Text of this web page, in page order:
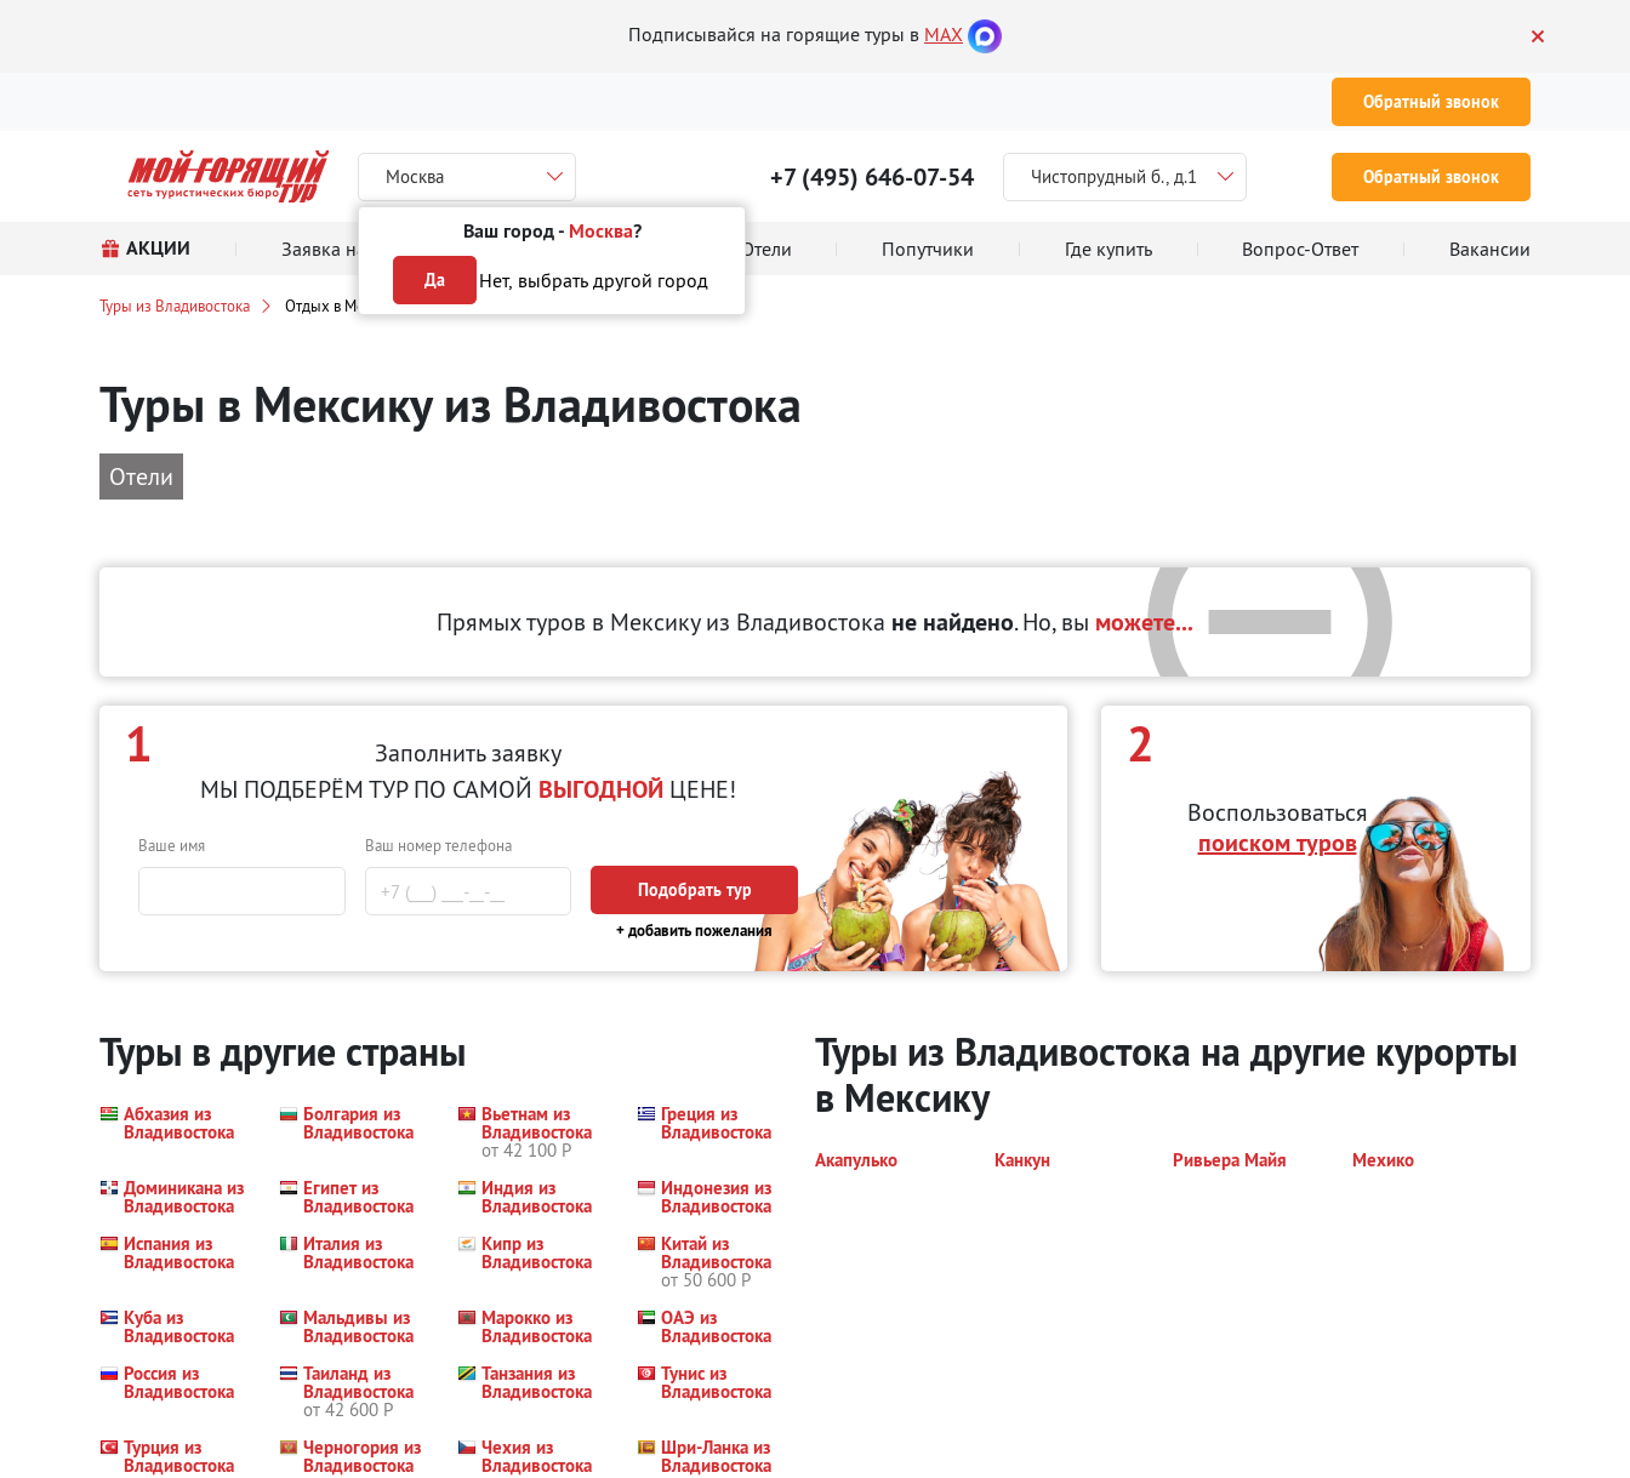
Подписывайся на горящие туры в MAX
Обратный звонок
Москва
Ваш город - Москва?
Да Нет, выбрать другой город
+7 (495) 646-07-54 Чистопрудный б., д.1 Обратный звонок
АКЦИИ Заявка на тур Поиск тура онлайн Отели Попутчики Где купить Вопрос-Ответ Вакансии
Туры из Владивостока Отдых в Мексике
Туры в Мексикуиз Владивостока
Отели
Прямых туров в Мексику из Владивостока не найдено. Но, вы можете...
1
Заполнить заявку
МЫ ПОДБЕРЁМ ТУР ПО САМОЙ ВЫГОДНОЙ ЦЕНЕ!
Ваше имя Ваш номер телефона
Подобрать тур
+ добавить пожелания
2
Воспользоваться
поиском туров
Туры в другие страны
Абхазия из
Владивостока
Болгария из
Владивостока
Вьетнам из
Владивостока
от 42 100 Р
Греция из
Владивостока
Доминикана из
Владивостока
Египет из
Владивостока
Индия из
Владивостока
Индонезия из
Владивостока
Испания из
Владивостока
Италия из
Владивостока
Кипр из
Владивостока
Китай из
Владивостока
от 50 600 Р
Куба из
Владивостока
Мальдивы из
Владивостока
Марокко из
Владивостока
ОАЭ из
Владивостока
Россия из
Владивостока
Таиланд из
Владивостока
от 42 600 Р
Танзания из
Владивостока
Тунис из
Владивостока
Турция из
Владивостока
Черногория из
Владивостока
Чехия из
Владивостока
Шри-Ланка из
Владивостока
Туры из Владивостока на другие курорты
в Мексику
Акапулько Канкун Ривьера Майя Мехико